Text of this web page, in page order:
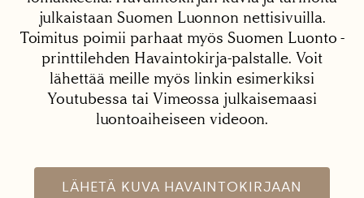
julkaistaan Suomen Luonnon nettisivuilla.
Toimitus poimii parhaat myös Suomen Luonto -
printtilehden Havaintokirja-palstalle. Voit
lähettää meille myös linkin esimerkiksi
Youtubessa tai Vimeossa julkaisemaasi
luontoaiheiseen videoon.
LÄHETÄ KUVA HAVAINTOKIRJAAN